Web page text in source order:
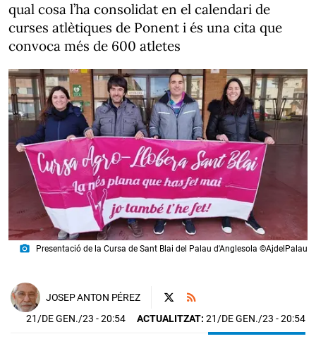
qual cosa l’ha consolidat en el calendari de
curses atlètiques de Ponent i és una cita que
convoca més de 600 atletes
photo_camera Presentació de la Cursa de Sant Blai del Palau d'Anglesola ©AjdelPalau
JOSEP ANTON PÉREZ
21/DE GEN./23 - 20:54 ACTUALITZAT: 21/DE GEN./23 - 20:54